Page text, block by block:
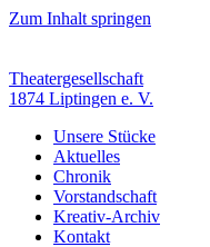
Zum Inhalt springen
Theatergesellschaft
1874 Liptingen e. V.
Unsere Stücke
Aktuelles
Chronik
Vorstandschaft
Kreativ-Archiv
Kontakt